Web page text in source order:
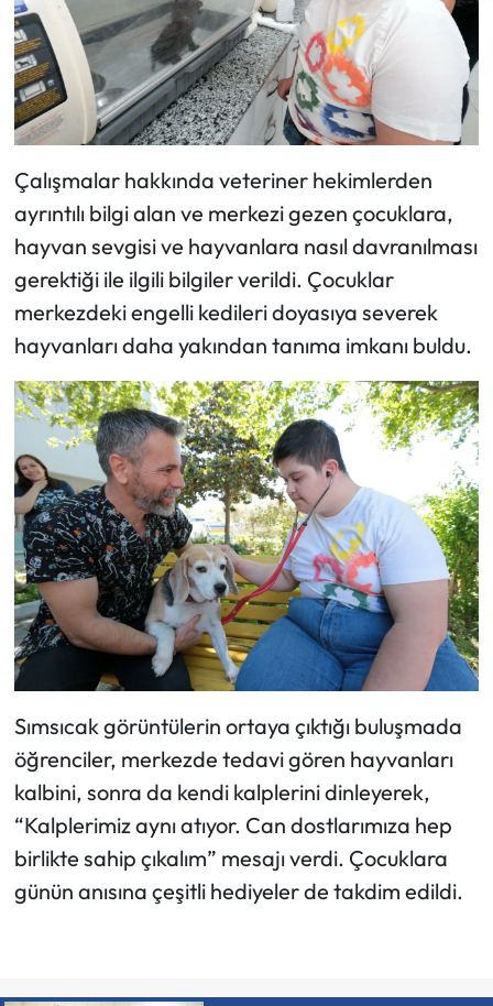
Çalışmalar hakkında veteriner hekimlerden
ayrıntılı bilgi alan ve merkezi gezen çocuklara,
hayvan sevgisi ve hayvanlara nasıl davranılması
gerektiği ile ilgili bilgiler verildi. Çocuklar
merkezdeki engelli kedileri doyasıya severek
hayvanları daha yakından tanıma imkanı buldu.
Sımsıcak görüntülerin ortaya çıktığı buluşmada
öğrenciler, merkezde tedavi gören hayvanları
kalbini, sonra da kendi kalplerini dinleyerek,
“Kalplerimiz aynı atıyor. Can dostlarımıza hep
birlikte sahip çıkalım” mesajı verdi. Çocuklara
günün anısına çeşitli hediyeler de takdim edildi.